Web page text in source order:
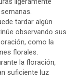
tardar algún
observando sus
como la
florales.
la floración,
suficiente luz